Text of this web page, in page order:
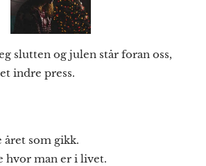
slutten og julen står foran oss,
indre press.
året som gikk.
hvor man er i livet.